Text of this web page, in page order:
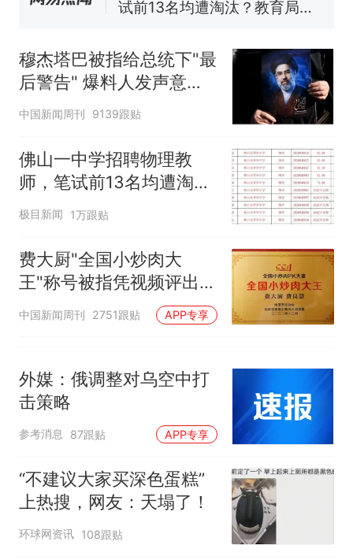
核查
官方通报
因老师一句“跟我回家”改写了
人生
穆杰塔巴被指给总统下"最
后警告" 爆料人发声意味
深长
中国新闻周刊 9139跟贴
佛山一中学招聘物理教
师，笔试前13名均遭淘
汰？教育局：已叫停招
聘，成立调查组全面核查
极目新闻 1万跟贴
费大厨"全国小炒肉大
王"称号被指凭视频评出
官方回应
中国新闻周刊 2751跟贴 APP专享
外媒：俄调整对乌空中打
击策略
参考消息 87跟贴 APP专享
“不建议大家买深色蛋糕”
上热搜，网友：天塌了！
环球网资讯 108跟贴